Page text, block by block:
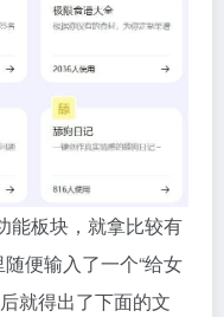
能板块，就拿比较有
便输入了一个“给女
就得出了下面的文